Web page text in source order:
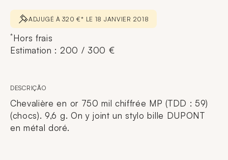
ADJUGÉ À 320 €* LE 18 JANVIER 2018
*Hors frais
Estimation : 200 / 300 €
DESCRIÇÃO
Chevalière en or 750 mil chiffrée MP (TDD : 59)
(chocs). 9,6 g. On y joint un stylo bille DUPONT
en métal doré.